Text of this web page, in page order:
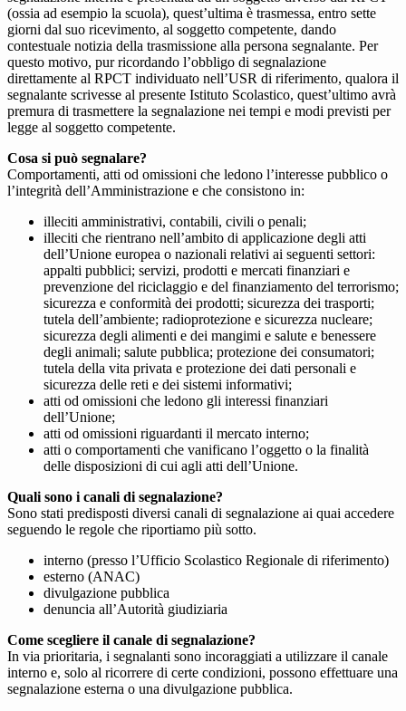
(ossia ad esempio la scuola), quest’ultima è trasmessa, entro sette
giorni dal suo ricevimento, al soggetto competente, dando
contestuale notizia della trasmissione alla persona segnalante. Per
questo motivo, pur ricordando l’obbligo di segnalazione
direttamente al RPCT individuato nell’USR di riferimento, qualora il
segnalante scrivesse al presente Istituto Scolastico, quest’ultimo avrà
premura di trasmettere la segnalazione nei tempi e modi previsti per
legge al soggetto competente.
Cosa si può segnalare?
Comportamenti, atti od omissioni che ledono l’interesse pubblico o
l’integrità dell’Amministrazione e che consistono in:
illeciti amministrativi, contabili, civili o penali;
illeciti che rientrano nell’ambito di applicazione degli atti
dell’Unione europea o nazionali relativi ai seguenti settori:
appalti pubblici; servizi, prodotti e mercati finanziari e
prevenzione del riciclaggio e del finanziamento del terrorismo;
sicurezza e conformità dei prodotti; sicurezza dei trasporti;
tutela dell’ambiente; radioprotezione e sicurezza nucleare;
sicurezza degli alimenti e dei mangimi e salute e benessere
degli animali; salute pubblica; protezione dei consumatori;
tutela della vita privata e protezione dei dati personali e
sicurezza delle reti e dei sistemi informativi;
atti od omissioni che ledono gli interessi finanziari
dell’Unione;
atti od omissioni riguardanti il mercato interno;
atti o comportamenti che vanificano l’oggetto o la finalità
delle disposizioni di cui agli atti dell’Unione.
Quali sono i canali di segnalazione?
Sono stati predisposti diversi canali di segnalazione ai quai accedere
seguendo le regole che riportiamo più sotto.
interno (presso l’Ufficio Scolastico Regionale di riferimento)
esterno (ANAC)
divulgazione pubblica
denuncia all’Autorità giudiziaria
Come scegliere il canale di segnalazione?
In via prioritaria, i segnalanti sono incoraggiati a utilizzare il canale
interno e, solo al ricorrere di certe condizioni, possono effettuare una
segnalazione esterna o una divulgazione pubblica.